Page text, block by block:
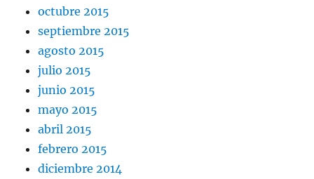
octubre 2015
septiembre 2015
agosto 2015
julio 2015
junio 2015
mayo 2015
abril 2015
febrero 2015
diciembre 2014